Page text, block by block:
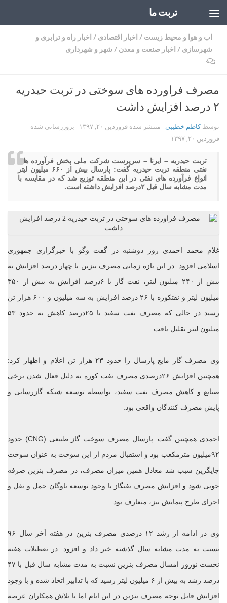
تربت ما
اب و هوا و محیط زیست / اخبار اقتصادی / اخبار راه و ترابری و
شهرسازی / اخبار صنعت و معدن / شهر و شهرداری
۰
مصرف فراورده های سوختی در تربت حیدریه
۲ درصد افزایش داشت
توسطکاظم خطیبی · منتشر شده فروردین ۲۰, ۱۳۹۷
· بروزرسانی شده
فروردین ۲۰, ۱۳۹۷
تربت حیدریه – ایرنا – سرپرست شرکت ملی پخش فرآورده های
نفتی منطقه تربت حیدریه گفت: پارسال بیش از ۶۶۰ میلیون لیتر
انواع فرآورده های نفتی در این منطقه توزیع شد که در مقایسه با
مدت مشابه سال قبل ۲درصد افزایش داشته است.
غلام محمد احمدی روز دوشنبه در گفت وگو با خبرگزاری جمهوری
اسلامی افزود: در این بازه زمانی مصرف بنزین با چهار درصد افزایش به
بیش از ۲۴۰ میلیون لیتر، نفت گاز با ۶درصد افزایش به بیش از ۳۵۰
میلیون لیتر و نفتکوره با ۲۶ درصد افزایش به سه میلیون و ۶۰۰ هزار تن
رسید در حالی که مصرف نفت سفید با ۲۵درصد کاهش به حدود ۵۳
میلیون لیتر تقلیل یافت.
وی مصرف گاز مایع پارسال را حدود ۲۳ هزار تن اعلام و اظهار کرد:
همچنین افزایش ۲۶درصدی مصرف نفت کوره به دلیل فعال شدن برخی
صنایع و کاهش مصرف نفت سفید، بواسطه توسعه شبکه گازرسانی و
پایش مصرف کنندگان واقعی بود.
احمدی همچنین گفت: پارسال مصرف سوخت گاز طبیعی (CNG) حدود
۹۲میلیون مترمکعب بود و استقبال مردم از این سوخت به عنوان سوخت
جایگزین سبب شد معادل همین میزان مصرف، در مصرف بنزین صرفه
جویی شود و افزایش مصرف نفتگاز با وجود توسعه ناوگان حمل و نقل و
اجرای طرح پیمایش نیز، متعارف بود.
وی در ادامه از رشد ۱۲ درصدی مصرف بنزین در هفته آخر سال ۹۶
نسبت به مدت مشابه سال گذشته خبر داد و افزود: در تعطیلات هفته
نخست نوروز امسال مصرف بنزین نسبت به مدت مشابه سال قبل با ۴۷
درصد رشد به بیش از ۶ میلیون لیتر رسید که با تدابیر اتخاذ شده و با وجود
افزایش قابل توجه مصرف بنزین در این ایام اما با تلاش همکاران عرصه